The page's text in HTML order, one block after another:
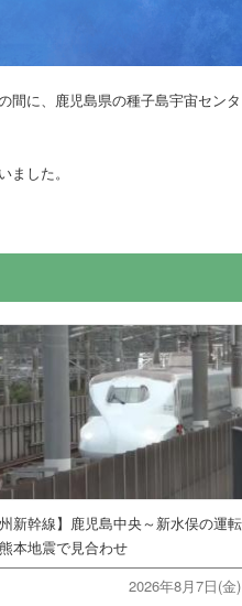
間に、鹿児島県の種子島宇宙セン
した。
州新幹線】鹿児島中央～新水俣の運
本地震で見合わせ
2026年8月7日(金